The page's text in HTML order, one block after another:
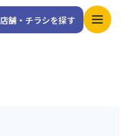
店舗・チラシを探す